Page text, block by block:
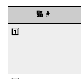
🔢 #
1️⃣